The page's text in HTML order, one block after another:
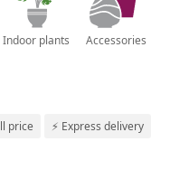
Indoor plants Accessories
price ⚡ Express delivery